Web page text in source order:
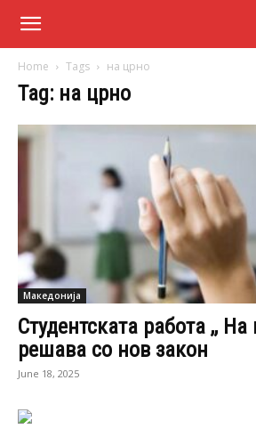
Home Tags на црно
Tag: на црно
Македонија
Студентската работа ,, На
решава со нов закон
June 18, 2025